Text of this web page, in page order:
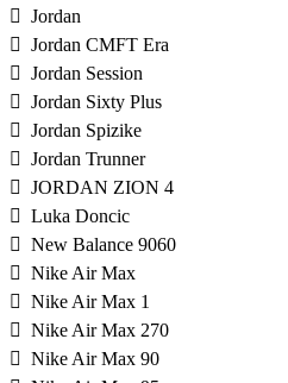
Jordan
Jordan CMFT Era
Jordan Session
Jordan Sixty Plus
Jordan Spizike
Jordan Trunner
JORDAN ZION 4
Luka Doncic
New Balance 9060
Nike Air Max
Nike Air Max 1
Nike Air Max 270
Nike Air Max 90